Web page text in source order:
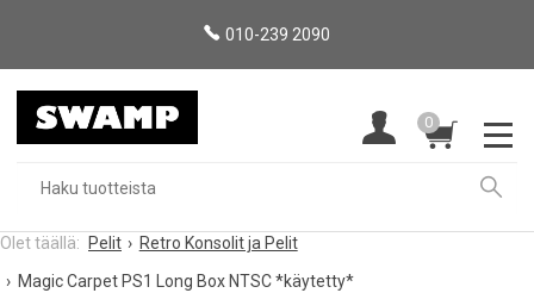
010-239 2090
0
Pelit
Retro Konsolit ja Pelit
Magic Carpet PS1 Long Box NTSC *käytetty*